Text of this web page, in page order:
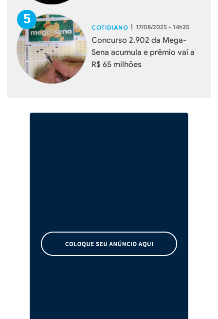
COTIDIANO 17/08/2025 - 14h35
Concurso 2.902 da Mega-
Sena acumula e prêmio vai a
R$ 65 milhões